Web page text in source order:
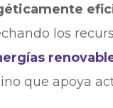
los
que apoya